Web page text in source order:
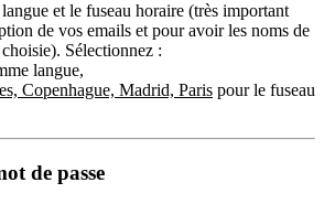
et le fuseau horaire (très important
de vos emails et pour avoir les noms de
Sélectionnez :
langue,
Copenhague, Madrid, Paris pour le fuseau
de passe